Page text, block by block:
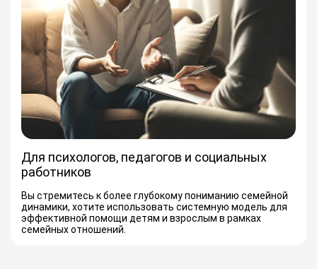
Для психологов, педагогов и социальных
работников
Вы стремитесь к более глубокому пониманию семейной
динамики, хотите использовать системную модель для
эффективной помощи детям и взрослым в рамках
семейных отношений.